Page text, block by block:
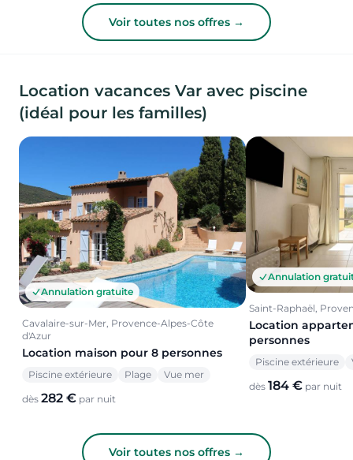
Voir toutes nos offres →
Location vacances Var avec piscine
(idéal pour les familles)
Annulation gratuite
Cavalaire-sur-Mer, Provence-Alpes-Côte
d'Azur
Location maison pour 8 personnes
Piscine extérieure Plage Vue mer
dès 282 € par nuit
Annulation
Saint-Raphaël,
Location
personnes
Piscine extérieure
dès 184 € par nuit
Voir toutes nos offres →